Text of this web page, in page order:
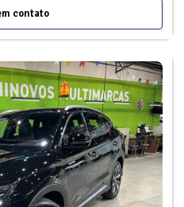
contato